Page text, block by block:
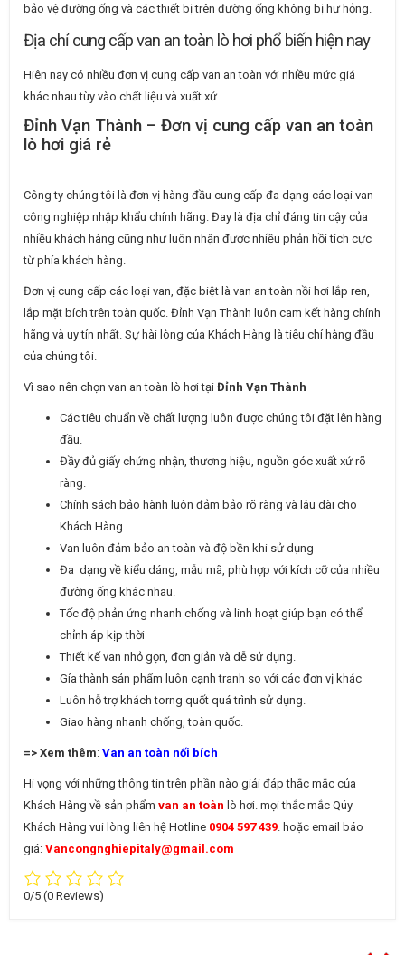
bảo vệ đường ống và các thiết bị trên đường ống không bị hư hỏng.
Địa chỉ cung cấp van an toàn lò hơi phổ biến hiện nay
Hiên nay có nhiều đơn vị cung cấp van an toàn với nhiều mức giá
khác nhau tùy vào chất liệu và xuất xứ.
Đỉnh Vạn Thành – Đơn vị cung cấp van an toàn
lò hơi giá rẻ
Công ty chúng tôi là đơn vị hàng đầu cung cấp đa dạng các loại van
công nghiệp nhập khẩu chính hãng. Đay là địa chỉ đáng tin cậy của
nhiều khách hàng cũng như luôn nhận được nhiều phản hồi tích cực
từ phía khách hàng.
Đơn vị cung cấp các loại van, đặc biệt là van an toàn nồi hơi lắp ren,
lắp mặt bích trên toàn quốc. Đỉnh Vạn Thành luôn cam kết hàng chính
hãng và uy tín nhất. Sự hài lòng của Khách Hàng là tiêu chí hàng đầu
của chúng tôi.
Vì sao nên chọn van an toàn lò hơi tại Đỉnh Vạn Thành
Các tiêu chuẩn về chất lượng luôn được chúng tôi đặt lên hàng
đầu.
Đầy đủ giấy chứng nhận, thương hiệu, nguồn góc xuất xứ rõ
ràng.
Chính sách bảo hành luôn đảm bảo rõ ràng và lâu dài cho
Khách Hàng.
Van luôn đảm bảo an toàn và độ bền khi sử dụng
Đa dạng về kiểu dáng, mẫu mã, phù hợp với kích cỡ của nhiều
đường ống khác nhau.
Tốc độ phản ứng nhanh chống và linh hoạt giúp bạn có thể
chỉnh áp kịp thời
Thiết kế van nhỏ gọn, đơn giản và dễ sử dụng.
Gía thành sản phẩm luôn cạnh tranh so với các đơn vị khác
Luôn hỗ trợ khách torng quốt quá trình sử dụng.
Giao hàng nhanh chống, toàn quốc.
=> Xem thêm: Van an toàn nối bích
Hi vọng với những thông tin trên phần nào giải đáp thắc mắc của
Khách Hàng về sản phẩm van an toàn lò hơi. mọi thắc mắc Qúy
Khách Hàng vui lòng liên hệ Hotline 0904 597 439 . hoặc email báo
giá: Vancongnghiepitaly@gmail.com
0/5 (0 Reviews)